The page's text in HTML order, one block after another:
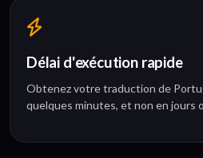
Délai d'exécution rapide
Obtenez votre traduction de
quelques minutes, et non en jours